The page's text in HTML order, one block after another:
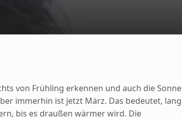
von Frühling erkennen und auch die Sonne
immerhin ist jetzt März. Das bedeutet, lang
bis es draußen wärmer wird. Die